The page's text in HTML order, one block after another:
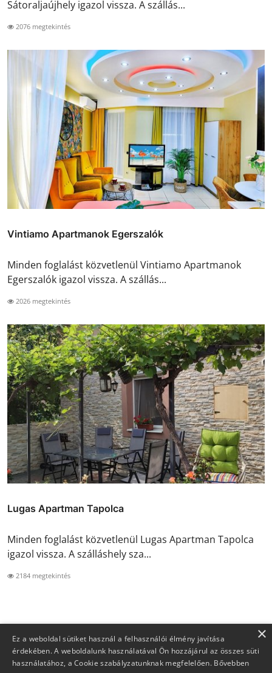
Sátoraljaújhely igazol vissza. A szállás...
2076 megtekintés
Vintiamo Apartmanok Egerszalók
Minden foglalást közvetlenül Vintiamo Apartmanok
Egerszalók igazol vissza. A szállás...
2026 megtekintés
Lugas Apartman Tapolca
Minden foglalást közvetlenül Lugas Apartman Tapolca
igazol vissza. A szálláshely sza...
2184 megtekintés
×
Ez a weboldal sütiket használ a felhasználói élmény javítása
érdekében. A weboldalunk használatával Ön hozzájárul az összes süti
használatához, a Cookie szabályzatunknak megfelelően. Bővebben